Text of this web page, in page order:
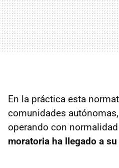
En la práctica esta
comunidades
operando con
moratoria ha llegado a